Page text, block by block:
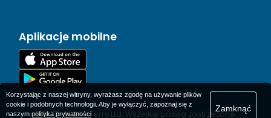
Aplikacje mobilne
© 1977-2026AFerry Ltd. Wszelkie prawa zastrzeżone.
Korzystając z naszej witryny, wyrażasz zgodę na używanie plików
cookie i podobnych technologii. Aby je wyłączyć, zapoznaj się z
naszym polityka prywatności.
Zamknąć